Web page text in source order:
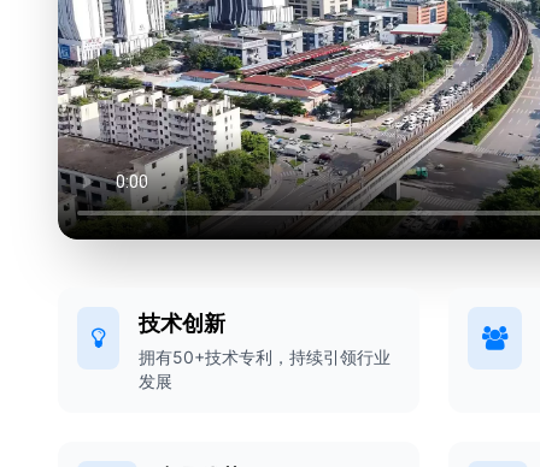
技术创新
拥有50+技术专利，持续引领行业
发展